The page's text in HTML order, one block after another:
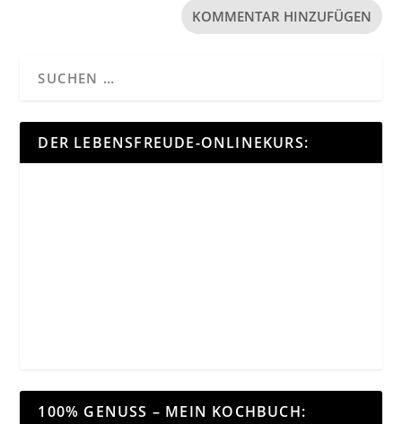
DER LEBENSFREUDE-ONLINEKURS:
100% GENUSS – MEIN KOCHBUCH: